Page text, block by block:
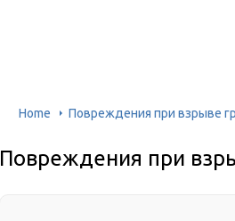
Home Повреждения при взрыве
Повреждения при